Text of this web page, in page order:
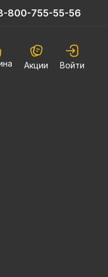
800-755-55-56
Акции Войти